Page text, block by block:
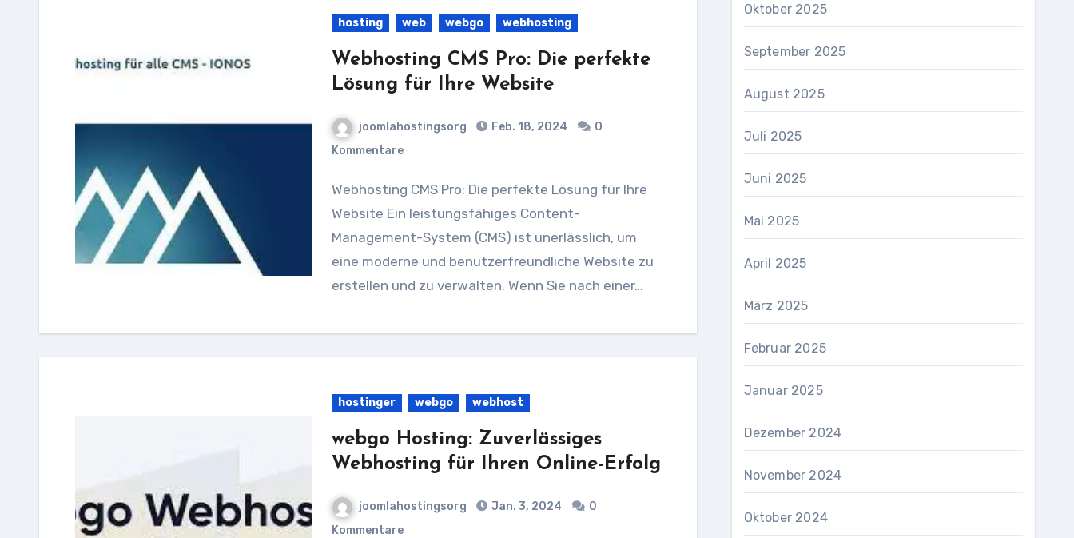
hosting web webgo webhosting
Webhosting CMS Pro: Die perfekte
Lösung für Ihre Website
joomlahostingsorg Feb. 18, 2024
0
Kommentare
Webhosting CMS Pro: Die perfekte Lösung für Ihre
Website Ein leistungsfähiges Content-
Management-System (CMS) ist unerlässlich, um
eine moderne und benutzerfreundliche Website zu
erstellen und zu verwalten. Wenn Sie nach einer…
hostinger webgo webhost
webgo Hosting: Zuverlässiges
Webhosting für Ihren Online-Erfolg
joomlahostingsorg Jan. 3, 2024
0
Kommentare
Oktober 2025
September 2025
August 2025
Juli 2025
Juni 2025
Mai 2025
April 2025
März 2025
Februar 2025
Januar 2025
Dezember 2024
November 2024
Oktober 2024